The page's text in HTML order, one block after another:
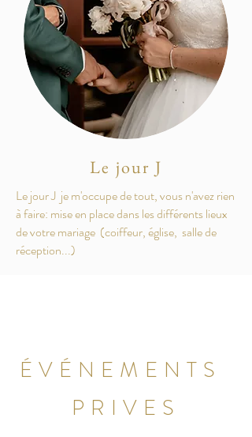
Le jour J
Le jour J je m'occupe de tout, vous n'avez rien
à faire: mise en place dans les différents lieux
de votre mariage (coiffeur, église, salle de
réception...)
ÉVÉNEMENTS
PRIVES